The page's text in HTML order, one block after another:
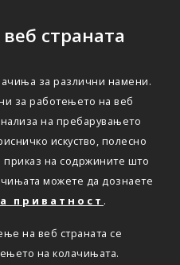
страната
за различни намени.
за работењето на веб
на пребарувањето
искуство, полесно
приказ на содржините што
можете да дознаете
приватност .
на веб страната се
на колачињата.